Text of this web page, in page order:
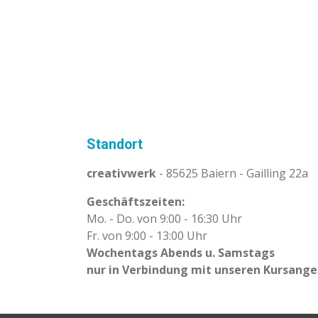
Standort
creativwerk - 85625 Baiern - Gailling 22a
Geschäftszeiten:
Mo. - Do. von 9:00 - 16:30 Uhr
Fr. von 9:00 - 13:00 Uhr
Wochentags Abends u. Samstags
nur in Verbindung mit unseren